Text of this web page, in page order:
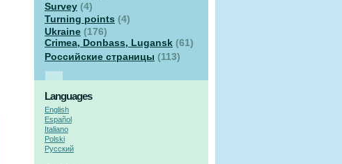
Survey (4)
Turning points (4)
Ukraine (176)
Crimea, Donbass, Lugansk (61)
Российские страницы (113)
Languages
English
Español
Italiano
Polski
Русский